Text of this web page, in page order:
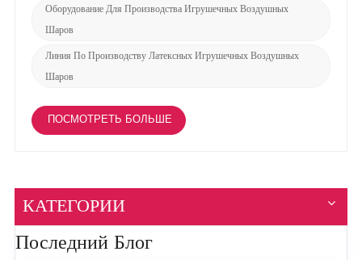
Оборудование Для Производства Игрушечных Воздушных
Шаров
Линия По Производству Латексных Игрушечных Воздушных
Шаров
ПОСМОТРЕТЬ БОЛЬШЕ
КАТЕГОРИИ
Последний Блог